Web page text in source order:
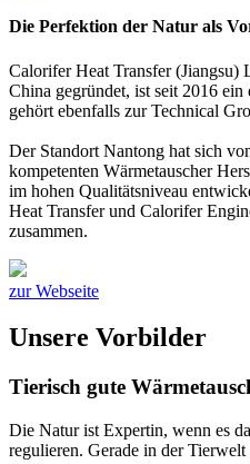
Die Perfektion der Natur als
Calorifer Heat Transfer (Jiangsu)
China gegründet, ist seit 2016 ein
gehört ebenfalls zur Technical
Der Standort Nantong hat sich
kompetenten Wärmetauscher
im hohen Qualitätsniveau
Heat Transfer und Calorifer
zusammen.
zur Webseite
Unsere Vorbilder
Tierisch gute
Die Natur ist Expertin, wenn es
regulieren. Gerade in der